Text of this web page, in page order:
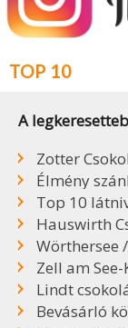
TOP 10
A
Zotter
Élmény
Top 10
Hauswirth
Wörthersee
Zell am
Lindt
Bevásárló